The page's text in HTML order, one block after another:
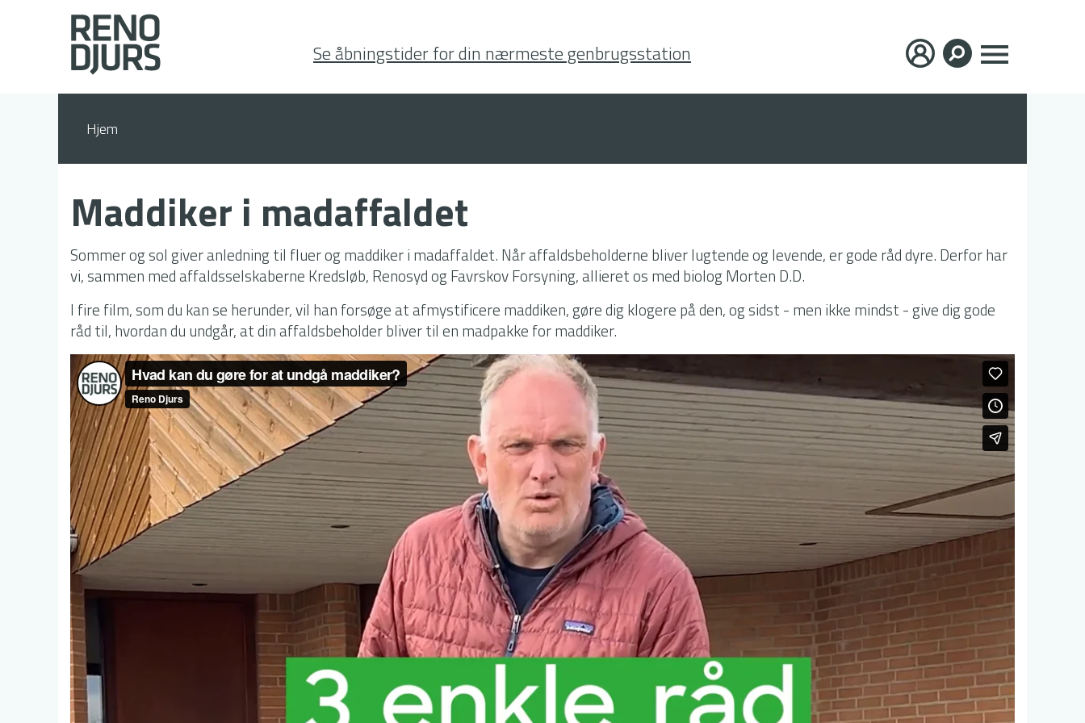
hovedindhold
Se åbningstider for din nærmeste genbrugsstation
Hjem
Maddiker i madaffaldet
Sommer og sol giver anledning til fluer og maddiker i madaffaldet. Når affaldsbeholderne bliver lugtende og levende, er gode råd dyre. Derfor har
vi, sammen med affaldsselskaberne Kredsløb, Renosyd og Favrskov Forsyning, allieret os med biolog Morten D.D.
I fire film, som du kan se herunder, vil han forsøge at afmystificere maddiken, gøre dig klogere på den, og sidst - men ikke mindst - give dig gode
råd til, hvordan du undgår, at din affaldsbeholder bliver til en madpakke for maddiker.